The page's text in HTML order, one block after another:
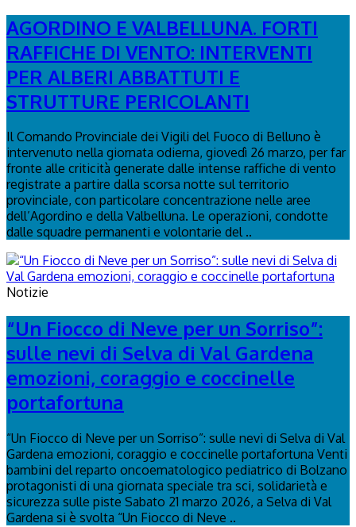
AGORDINO E VALBELLUNA. FORTI
RAFFICHE DI VENTO: INTERVENTI
PER ALBERI ABBATTUTI E
STRUTTURE PERICOLANTI
Il Comando Provinciale dei Vigili del Fuoco di Belluno è
intervenuto nella giornata odierna, giovedì 26 marzo, per far
fronte alle criticità generate dalle intense raffiche di vento
registrate a partire dalla scorsa notte sul territorio
provinciale, con particolare concentrazione nelle aree
dell’Agordino e della Valbelluna. Le operazioni, condotte
dalle squadre permanenti e volontarie del ..
Notizie
“Un Fiocco di Neve per un Sorriso”:
sulle nevi di Selva di Val Gardena
emozioni, coraggio e coccinelle
portafortuna
“Un Fiocco di Neve per un Sorriso”: sulle nevi di Selva di Val
Gardena emozioni, coraggio e coccinelle portafortuna Venti
bambini del reparto oncoematologico pediatrico di Bolzano
protagonisti di una giornata speciale tra sci, solidarietà e
sicurezza sulle piste Sabato 21 marzo 2026, a Selva di Val
Gardena si è svolta “Un Fiocco di Neve ..